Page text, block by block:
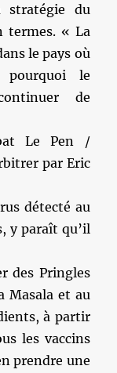
stratégie du
termes. « La
le pays où
le
de
Le Pen /
par Eric
détecté au
y paraît qu’il
des Pringles
Masala et au
à partir
les vaccins
prendre une